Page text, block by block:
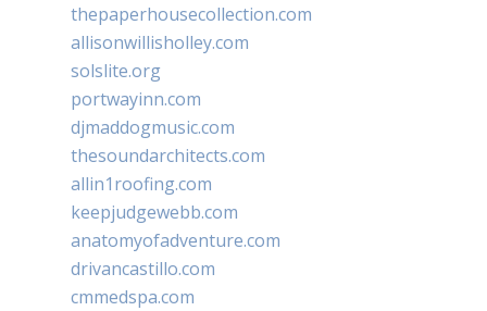
thepaperhousecollection.com
allisonwillisholley.com
solslite.org
portwayinn.com
djmaddogmusic.com
thesoundarchitects.com
allin1roofing.com
keepjudgewebb.com
anatomyofadventure.com
drivancastillo.com
cmmedspa.com